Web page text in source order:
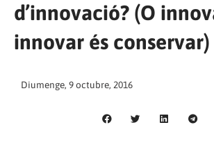
d’innovació? (O
innovar és conservar)
Diumenge, 9 octubre, 2016